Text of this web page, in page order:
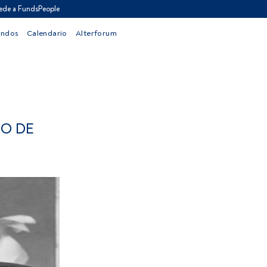
a FundsPeople
Calendario Alterforum
DE